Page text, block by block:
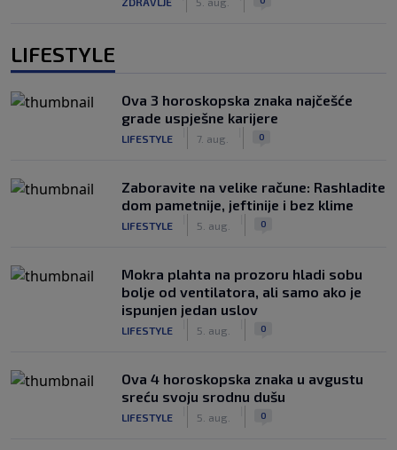
LIFESTYLE
Ova 3 horoskopska znaka najčešće
grade uspješne karijere
LIFESTYLE 7. aug. 0
Zaboravite na velike račune: Rashladite
dom pametnije, jeftinije i bez klime
LIFESTYLE 5. aug. 0
Mokra plahta na prozoru hladi sobu
bolje od ventilatora, ali samo ako je
ispunjen jedan uslov
LIFESTYLE 5. aug. 0
Ova 4 horoskopska znaka u avgustu
sreću svoju srodnu dušu
LIFESTYLE 5. aug. 0